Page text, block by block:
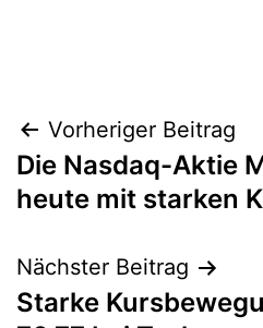
Vorheriger Beitrag
Die Nasdaq-Aktie
heute mit starken
Nächster Beitrag
Starke